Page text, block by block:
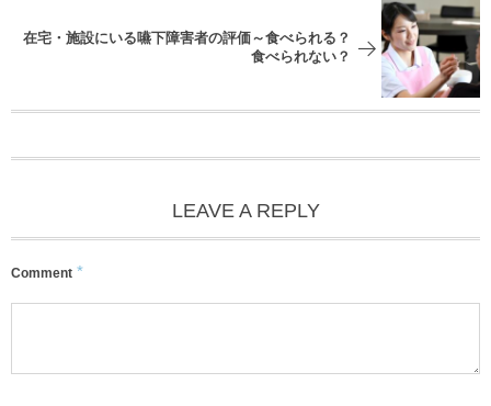
在宅・施設にいる嚥下障害者の評価～食べられる？
食べられない？
LEAVE A REPLY
Comment *